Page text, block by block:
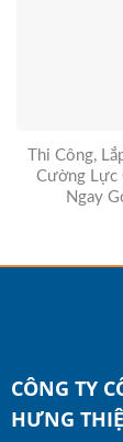
Thi Công,
Cường Lực
Ngay
CÔNG TY
HƯNG